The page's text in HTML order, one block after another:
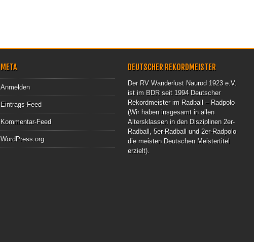
META
Anmelden
Eintrags-Feed
Kommentar-Feed
WordPress.org
DEUTSCHER REKORDMEISTER
Der RV Wanderlust Naurod 1923 e.V.
ist im BDR seit 1994 Deutscher
Rekordmeister im Radball – Radpolo
(Wir haben insgesamt in allen
Altersklassen in den Disziplinen 2er-
Radball, 5er-Radball und 2er-Radpolo
die meisten Deutschen Meistertitel
erzielt).